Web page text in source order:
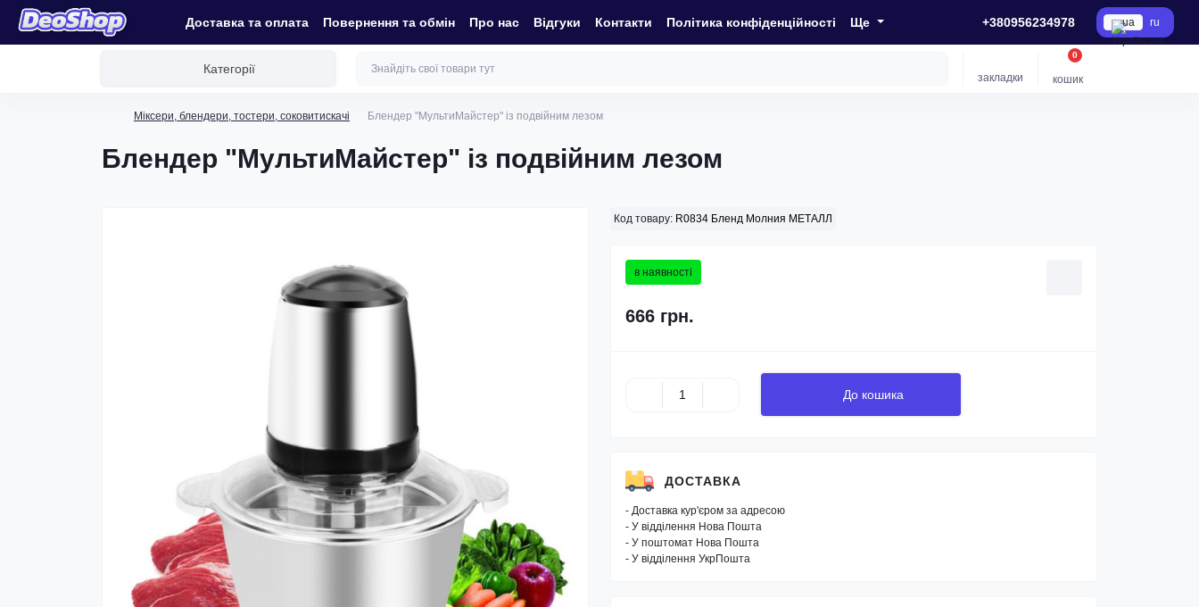
Доставка та оплата Повернення та обмін Про нас Відгуки Контакти Політика конфіденційності Ще +380956234978 ua ru
Категорії
закладки кошик
0
Міксери, блендери, тостери, соковитискачі Блендер "МультиМайстер" із подвійним лезом
Блендер "МультиМайстер" із подвійним лезом
Код товару: R0834 Бленд Молния МЕТАЛЛ
в наявності
666 грн.
До кошика
ДОСТАВКА
- Доставка кур'єром за адресою
- У відділення Нова Пошта
- У поштомат Нова Пошта
- У відділення УкрПошта